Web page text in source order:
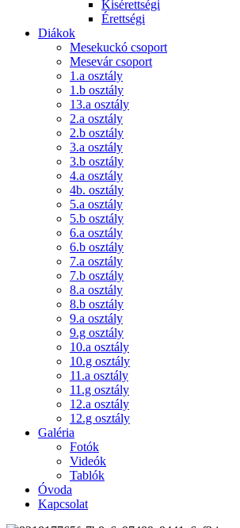
Kisérettségi
Érettségi
Diákok
Mesekuckó csoport
Mesevár csoport
1.a osztály
1.b osztály
13.a osztály
2.a osztály
2.b osztály
3.a osztály
3.b osztály
4.a osztály
4b. osztály
5.a osztály
5.b osztály
6.a osztály
6.b osztály
7.a osztály
7.b osztály
8.a osztály
8.b osztály
9.a osztály
9.g osztály
10.a osztály
10.g osztály
11.a osztály
11.g osztály
12.a osztály
12.g osztály
Galéria
Fotók
Videók
Tablók
Óvoda
Kapcsolat